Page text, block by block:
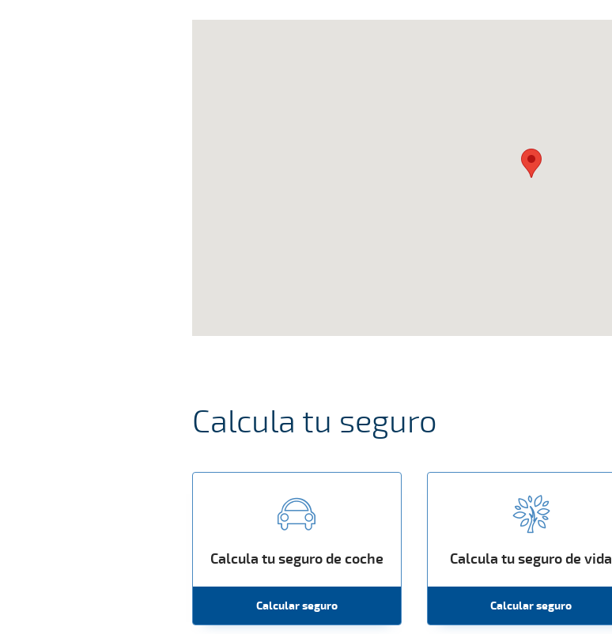
Calcula tu seguro
Calcula tu seguro de coche
Calcular seguro
Calcula tu seguro de vida
Calcular seguro